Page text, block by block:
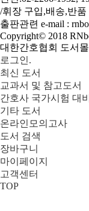
/휘장 구입,배송,반품
출판관련 e-mail :
Copyright© 2018
대한간호협회 도서몰
로그인.
최신 도서
교과서 및 참고도서
간호사 국가시험 대
기타 도서
온라인모의고사
도서 검색
장바구니
마이페이지
고객센터
TOP